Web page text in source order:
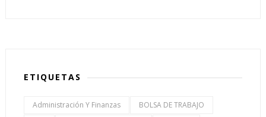
ETIQUETAS
Administración Y Finanzas
BOLSA DE TRABAJO